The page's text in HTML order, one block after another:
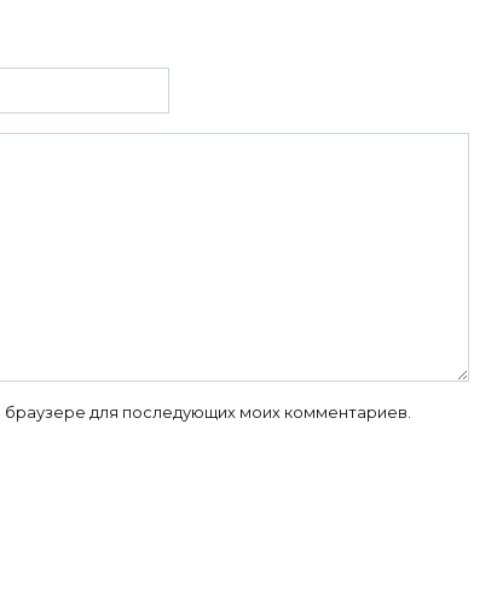
для последующих моих комментариев.